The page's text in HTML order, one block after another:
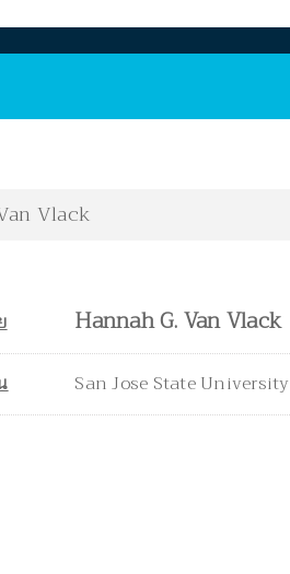
Vlack
Hannah G. Van Vlack
San Jose State University